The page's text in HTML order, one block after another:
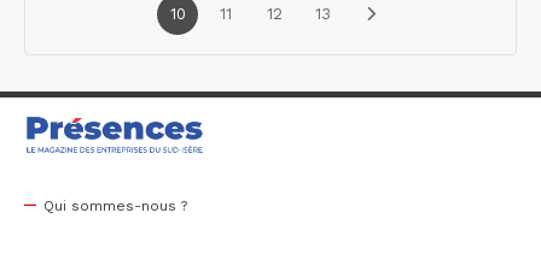
10 11 12 13
Qui sommes-nous ?